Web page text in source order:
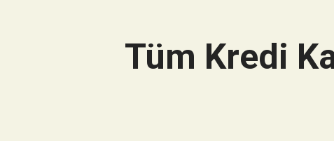
Tüm Kredi